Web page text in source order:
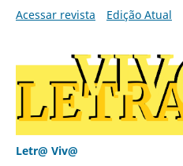
Acessar revista
Edição Atual
Letr@ Viv@